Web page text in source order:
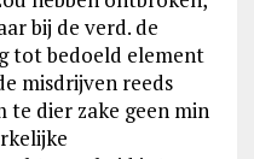
bij de verd. de
tot bedoeld element
misdrijven reeds
dier zake geen min